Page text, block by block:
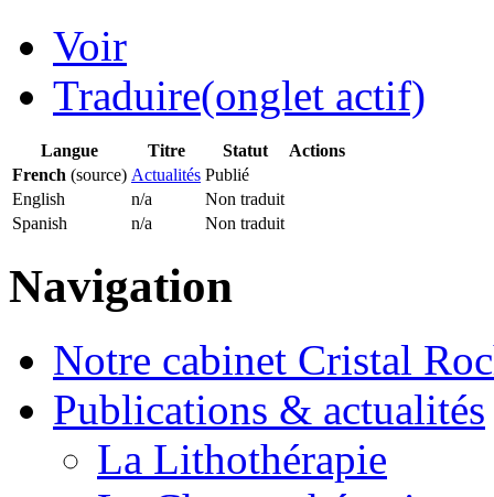
Voir
Traduire(onglet actif)
Langue Titre Statut
Actions
French (source) Actualités Publié
English
n/a
Non traduit
Spanish
n/a Non traduit
Navigation
Notre cabinet Cristal
Publications & actualités
La Lithothérapie